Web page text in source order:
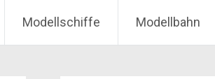
Modellschiffe Modellbahn